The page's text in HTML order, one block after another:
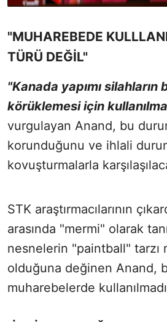
"MUHAREBEDE
TÜRÜ DEĞİL"
"Kanada yapımı silahların
körüklemesi için
vurgulayan Anand, bu
korunduğunu ve ihlali
kovuşturmalarla
STK araştırmacılarının
arasında "mermi" olarak
nesnelerin "paintball" tarzı
olduğuna değinen Anand,
muharebelerde